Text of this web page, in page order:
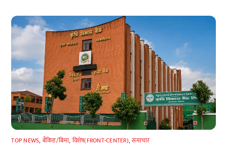
TOP NEWS, बैंकिङ/बिमा, विशेष(FRONT-CENTER),समाचार